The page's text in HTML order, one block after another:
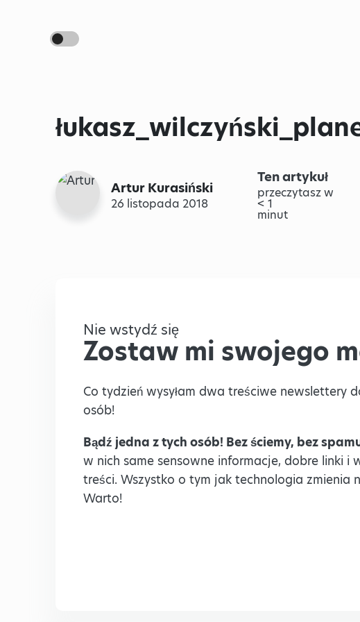
Artur Kurasiński
26 listopada 2018
Ten artykuł
przeczytasz w
< 1
minut
Nie wstydź się
Zostaw mi swojego
Co tydzień wysyłam dwa treściwe newslettery
osób!
Bądź jedna z tych osób! Bez ściemy, bez
w nich same sensowne informacje, dobre linki i
treści. Wszystko o tym jak technologia zmienia
Warto!